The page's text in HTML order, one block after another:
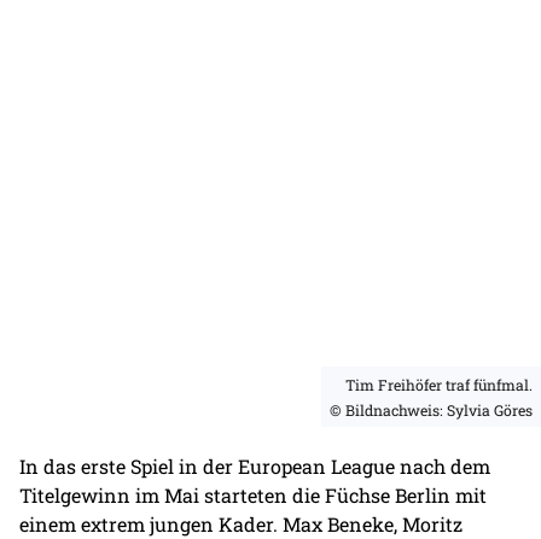
Tim Freihöfer traf fünfmal.
© Bildnachweis: Sylvia Göres
In das erste Spiel in der European League nach dem
Titelgewinn im Mai starteten die Füchse Berlin mit
einem extrem jungen Kader. Max Beneke, Moritz